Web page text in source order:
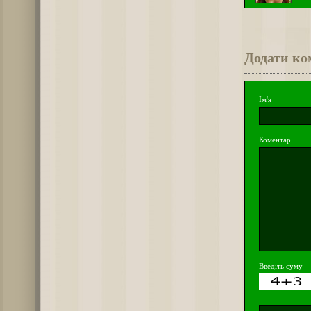
Додати
Ім'я
Коментар
Введіть суму